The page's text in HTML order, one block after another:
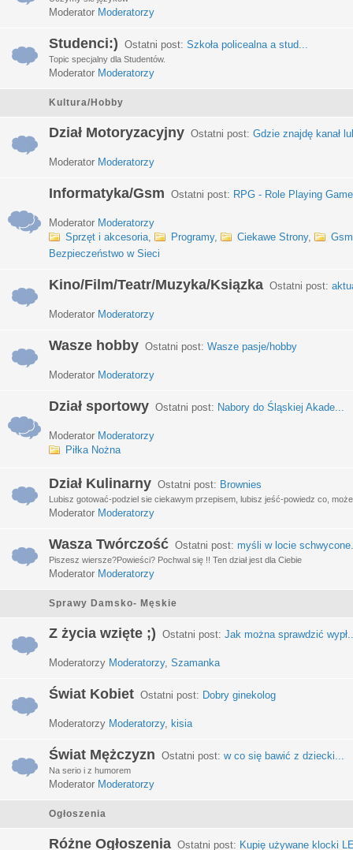
Moderator Moderatorzy
Studenci:) Ostatni post: Szkoła policealna a stud...
Topic specjalny dla Studentów.
Moderator Moderatorzy
Kultura/Hobby
Dział Motoryzacyjny Ostatni post: Gdzie znajdę kanał
Moderator Moderatorzy
Informatyka/Gsm Ostatni post: RPG - Role Playing
Moderator Moderatorzy
Sprzęt i akcesoria, Programy, Ciekawe Strony,
Gsm
Bezpieczeństwo w Sieci
Kino/Film/Teatr/Muzyka/Ksiązka Ostatni post:
Moderator Moderatorzy
Wasze hobby Ostatni post: Wasze pasje/hobby
Moderator Moderatorzy
Dział sportowy Ostatni post: Nabory do Śląskiej Akade...
Moderator Moderatorzy
Piłka Nożna
Dział Kulinarny Ostatni post: Brownies
Lubisz gotować-podziel sie ciekawym przepisem, lubisz jeść-powiedz co,
Moderator Moderatorzy
Wasza Twórczość Ostatni post: myśli w locie
Piszesz wiersze?Powieści? Pochwal się !! Ten dział jest dla Ciebie
Moderator Moderatorzy
Sprawy Damsko- Męskie
Z życia wzięte ;) Ostatni post: Jak można sprawdzić
Moderatorzy Moderatorzy, Szamanka
Świat Kobiet Ostatni post: Dobry ginekolog
Moderatorzy Moderatorzy, kisia
Świat Mężczyzn Ostatni post: w co się bawić z dziecki...
Na serio i z humorem
Moderator Moderatorzy
Ogłoszenia
Różne Ogłoszenia Ostatni post: Kupię używane klocki